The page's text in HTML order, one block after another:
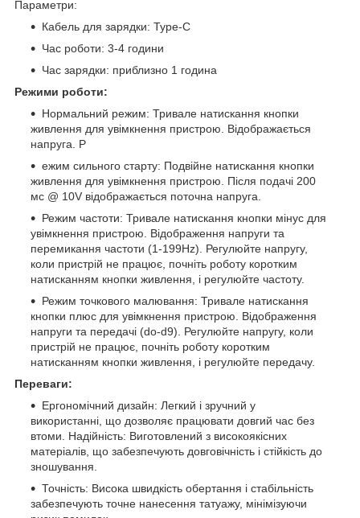
Параметри:
Кабель для зарядки: Type-C
Час роботи: 3-4 години
Час зарядки: приблизно 1 година
Режими роботи:
Нормальний режим: Тривале натискання кнопки
живлення для увімкнення пристрою. Відображається
напруга. Р
ежим сильного старту: Подвійне натискання кнопки
живлення для увімкнення пристрою. Після подачі 200
мс @ 10V відображається поточна напруга.
Режим частоти: Тривале натискання кнопки мінус для
увімкнення пристрою. Відображення напруги та
перемикання частоти (1-199Hz). Регулюйте напругу,
коли пристрій не працює, почніть роботу коротким
натисканням кнопки живлення, і регулюйте частоту.
Режим точкового малювання: Тривале натискання
кнопки плюс для увімкнення пристрою. Відображення
напруги та передачі (do-d9). Регулюйте напругу, коли
пристрій не працює, почніть роботу коротким
натисканням кнопки живлення, і регулюйте передачу.
Переваги:
Ергономічний дизайн: Легкий і зручний у
використанні, що дозволяє працювати довгий час без
втоми. Надійність: Виготовлений з високоякісних
матеріалів, що забезпечують довговічність і стійкість до
зношування.
Точність: Висока швидкість обертання і стабільність
забезпечують точне нанесення татуажу, мінімізуючи